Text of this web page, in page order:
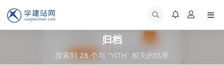
归档
搜索到 28 个与 "YITH" 相关的结果